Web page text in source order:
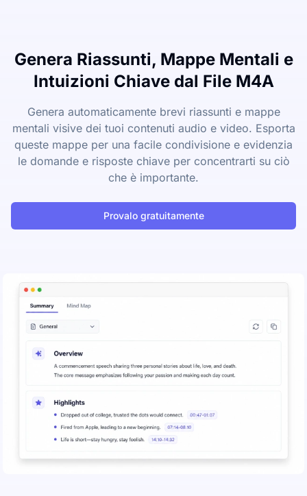
Genera Riassunti, Mappe Mentali e
Intuizioni Chiave dal File M4A
Genera automaticamente brevi riassunti e mappe
mentali visive dei tuoi contenuti audio e video. Esporta
queste mappe per una facile condivisione e evidenzia
le domande e risposte chiave per concentrarti su ciò
che è importante.
Provalo gratuitamente